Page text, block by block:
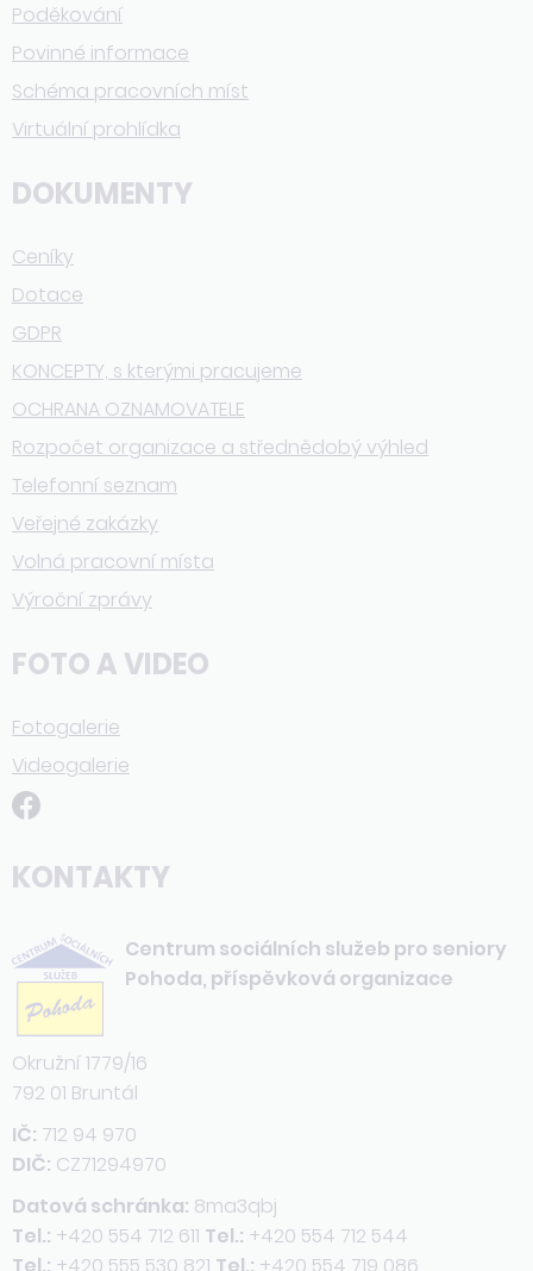
Poděkování
Povinné informace
Schéma pracovních míst
Virtuální prohlídka
DOKUMENTY
Ceníky
Dotace
GDPR
KONCEPTY, s kterými pracujeme
OCHRANA OZNAMOVATELE
Rozpočet organizace a střednědobý výhled
Telefonní seznam
Veřejné zakázky
Volná pracovní místa
Výroční zprávy
FOTO A VIDEO
Fotogalerie
Videogalerie
KONTAKTY
Centrum sociálních služeb pro seniory
Pohoda, příspěvková organizace
Okružní 1779/16
792 01 Bruntál
IČ: 712 94 970
DIČ: CZ71294970
Datová schránka: 8ma3qbj
Tel.: +420 554 712 611 Tel.: +420 554 712 544